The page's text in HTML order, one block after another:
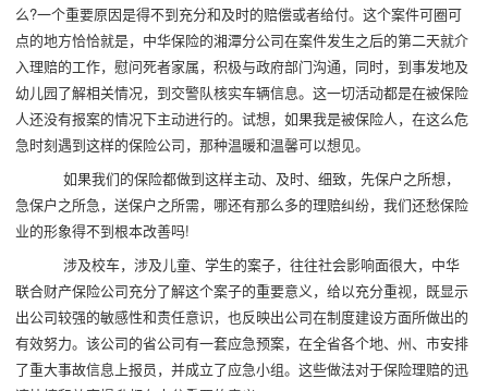
么?一个重要原因是得不到充分和及时的赔偿或者给付。这个案件可圈可
点的地方恰恰就是，中华保险的湘潭分公司在案件发生之后的第二天就介
入理赔的工作，慰问死者家属，积极与政府部门沟通，同时，到事发地及
幼儿园了解相关情况，到交警队核实车辆信息。这一切活动都是在被保险
人还没有报案的情况下主动进行的。试想，如果我是被保险人，在这么危
急时刻遇到这样的保险公司，那种温暖和温馨可以想见。
如果我们的保险都做到这样主动、及时、细致，先保户之所想，
急保户之所急，送保户之所需，哪还有那么多的理赔纠纷，我们还愁保险
业的形象得不到根本改善吗!
涉及校车，涉及儿童、学生的案子，往往社会影响面很大，中华
联合财产保险公司充分了解这个案子的重要意义，给以充分重视，既显示
出公司较强的敏感性和责任意识，也反映出公司在制度建设方面所做出的
有效努力。该公司的省公司有一套应急预案，在全省各个地、州、市安排
了重大事故信息上报员，并成立了应急小组。这些做法对于保险理赔的迅